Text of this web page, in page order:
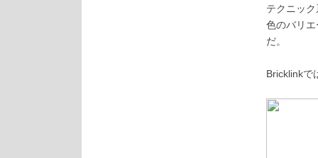
テクニッ
色のバリ
だ。
Bricklinkで